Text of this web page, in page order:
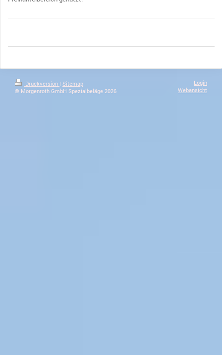
Druckversion | Sitemap
© Morgenroth GmbH Spezialbeläge 2026
Login
Webansicht